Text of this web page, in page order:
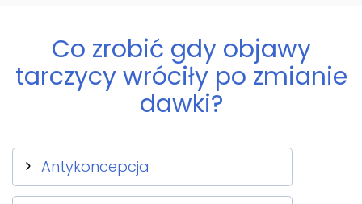
Co zrobić gdy objawy
tarczycy wróciły po zmianie
dawki?
Antykoncepcja